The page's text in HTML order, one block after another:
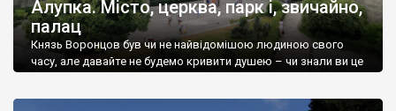
Алупка. Місто, церква, парк і, звичайно,
палац
Князь Воронцов був чи не найвідомішою людиною свого
часу, але давайте не будемо кривити душею – чи знали ви це